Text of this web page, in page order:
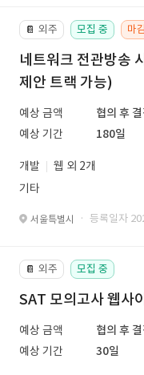
📔 외주 모집 중 마
네트워크 전관방송
제안 트랙 가능)
예상 금액
협의 후
예상 기간
180일
개발
웹 외 2개
기타
서울특별시 · 등록일자
📔 외주 모집 중
SAT 모의고사 웹사
예상 금액
협의 후
예상 기간
30일